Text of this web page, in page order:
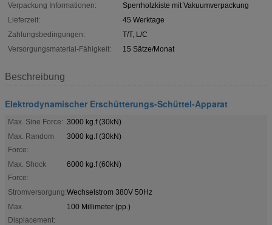
Verpackung Informationen:
Sperrholzkiste mit Vakuumverpackung
Lieferzeit:
45 Werktage
Zahlungsbedingungen:
T/T, L/C
Versorgungsmaterial-Fähigkeit:
15 Sätze/Monat
Beschreibung
Elektrodynamischer Erschütterungs-Schüttel-Apparat
Max. Sine Force: 3000 kg.f (30kN)
Max. Random
Force:
3000 kg.f (30kN)
Max. Shock
Force:
6000 kg.f (60kN)
Stromversorgung:Wechselstrom 380V 50Hz
Max.
Displacement:
100 Millimeter (pp.)